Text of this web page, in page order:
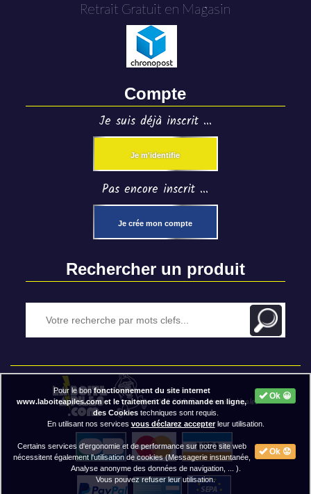
Retrait Gratuit en Magasin
Compte
Je suis déjà inscrit ...
Je m'identifie
Pas encore inscrit ...
Je crée mon compte
Rechercher un produit
2020 BAP ⓒ - Mentions légales
Ok 😀
Pour le bonfonctionnement du site internet
www.laboiteapiles.com et le traitement de commande en ligne,
des Cookiestechniques sont requis.
En utilisant nos services vous déclarez accepterleur utilisation.
Ok 😟
Certains services d'ergonomie et de performance sur notre site web
nécessitent également l'utilisation de cookies (Messagerie instantanée,
Analyse anonyme des données de navigation, ... ).
Vous pouvez refuser leur utilisation.